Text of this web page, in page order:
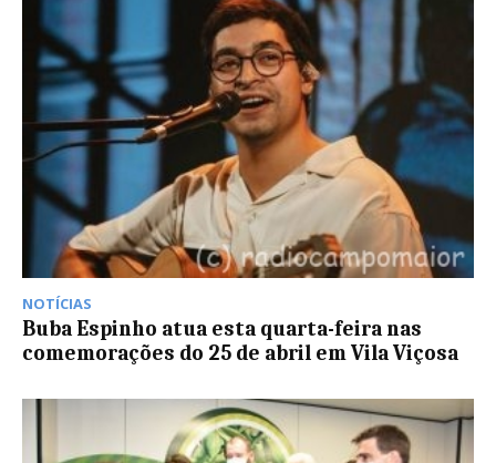
NOTÍCIAS
Buba Espinho atua esta quarta-feira nas
comemorações do 25 de abril em Vila Viçosa